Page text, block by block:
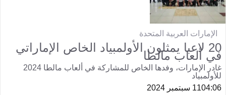
الإمارات العربية المتحدة
20 لاعبا يمثلون الأولمبياد الخاص الإماراتي
في ألعاب مالطا
غادر الإمارات، وفدها الخاص للمشاركة في ألعاب مالطا 2024
للأولمبياد
04:0611 سبتمبر 2024